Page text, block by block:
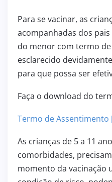
Para se vacinar, as
acompanhadas dos
do menor com termo
esclarecido
para que possa ser
Faça o download do
Termo de Assentimento
As crianças de 5 a 11
comorbidades,
momento da vacinação